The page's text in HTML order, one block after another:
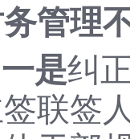
管理
一是纠
联签